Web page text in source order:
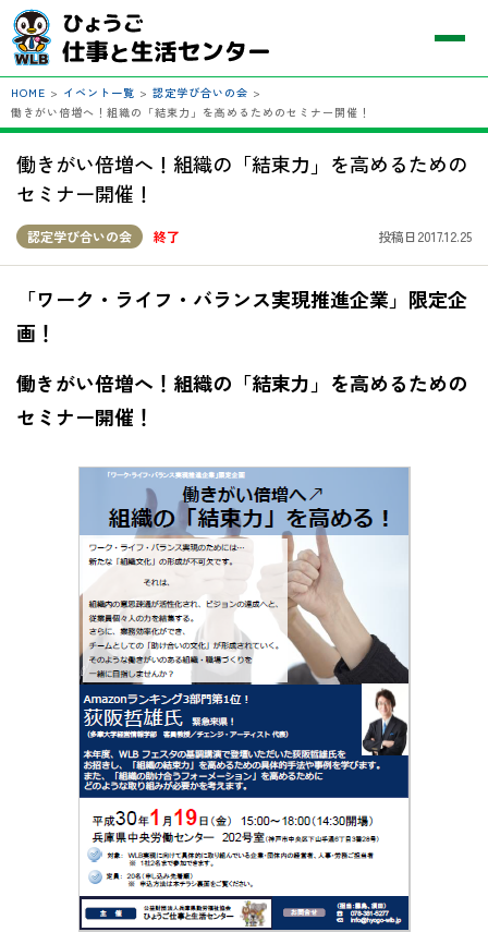
HOME > イベント一覧 > 認定学び合いの会 >
働きがい倍増へ！組織の「結束力」を高めるためのセミナー開催！
働きがい倍増へ！組織の「結束力」を高めるための
セミナー開催！
認定学び合いの会 終了 投稿日2017.12.25
「ワーク・ライフ・バランス実現推進企業」限定企
画！
働きがい倍増へ！組織の「結束力」を高めるための
セミナー開催！